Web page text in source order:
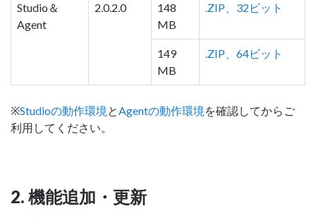
Studio＆
Agent
2.0.2.0
148
MB
.ZIP、32ビット
149
MB
.ZIP、64ビット
※Studioの動作環境とAgentの動作環境を確認してからご
利用してください。
2. 機能追加・更新